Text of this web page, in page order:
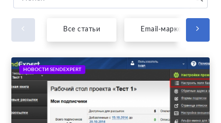
Все статьи Email-маркетинг
НОВОСТИ SENDEXPERT